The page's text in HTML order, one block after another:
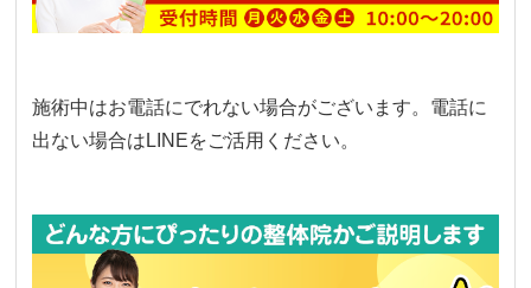
施術中はお電話にでれない場合がございます。電話に
出ない場合はLINEをご活用ください。